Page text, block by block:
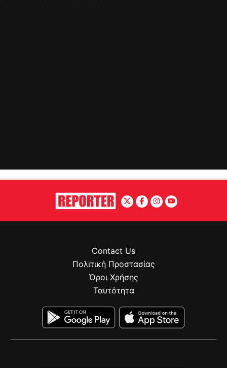
Contact Us
Πολιτική Προστασίας
Όροι Χρήσης
Ταυτότητα